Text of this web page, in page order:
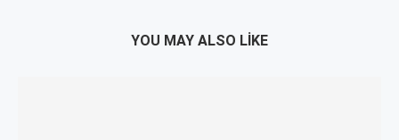
YOU MAY ALSO LIKE